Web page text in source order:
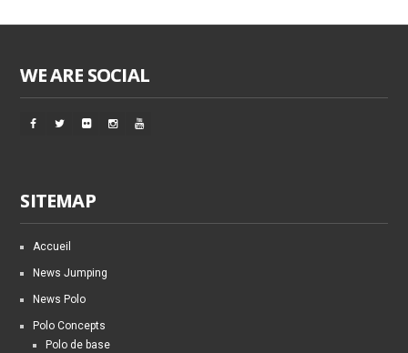
WE ARE SOCIAL
SITEMAP
Accueil
News Jumping
News Polo
Polo Concepts
Polo de base